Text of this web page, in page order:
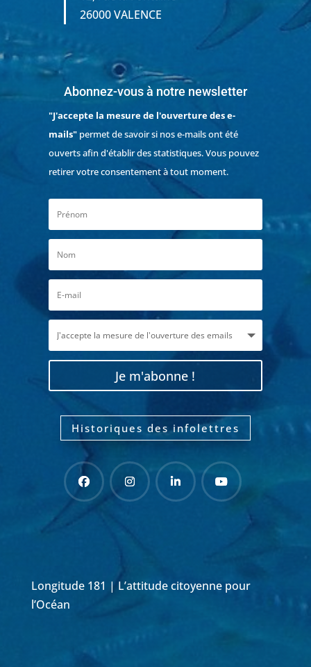
26000 VALENCE
Abonnez-vous à notre newsletter
"J'accepte la mesure de l'ouverture des e-
mails"permet de savoir si nos e-mails ont été
ouverts afin d'établir des statistiques. Vous pouvez
retirer votre consentement à tout moment.
Je m'abonne !
Historiques des infolettres
Longitude 181 | L’attitude citoyenne pour
l’Océan